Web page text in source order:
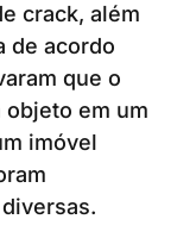
crack, além
de acordo
que o
objeto em um
imóvel